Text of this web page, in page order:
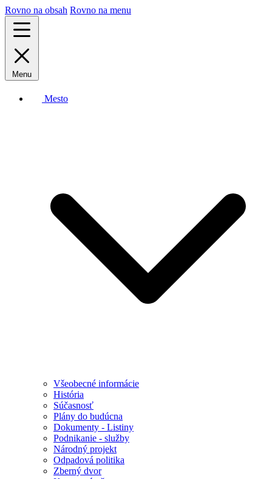
Rovno na obsah Rovno na menu
Menu
Mesto
Všeobecné informácie
História
Súčasnosť
Plány do budúcna
Dokumenty - Listiny
Podnikanie - služby
Národný projekt
Odpadová politika
Zberný dvor